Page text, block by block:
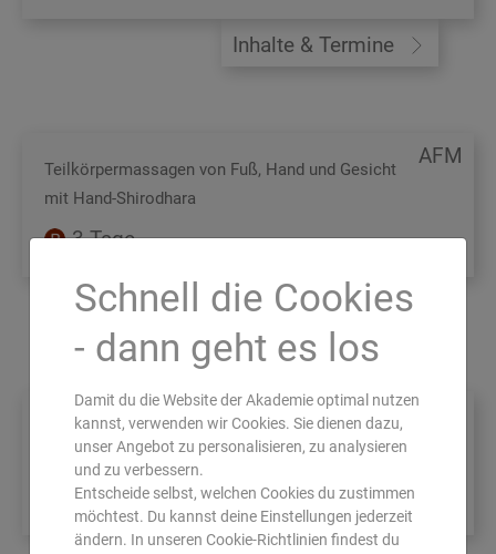
Inhalte & Termine
Teilkörpermassagen von Fuß, Hand und Gesicht
mit Hand-Shirodhara
3 Tage
AFM
Inhalte & Termine
Kalari-Ganzkörpermassage
3 Tage
Schnell die Cookies
- dann geht es los
Damit du die Website der Akademie optimal nutzen
kannst, verwenden wir Cookies. Sie dienen dazu,
unser Angebot zu personalisieren, zu analysieren
und zu verbessern.
Entscheide selbst, welchen Cookies du zustimmen
möchtest. Du kannst deine Einstellungen jederzeit
ändern. In unseren Cookie-Richtlinien findest du